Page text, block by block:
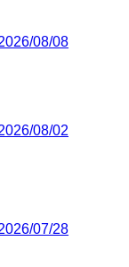
08/08
08/02
07/28